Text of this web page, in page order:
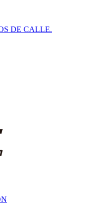
DE CALLE.